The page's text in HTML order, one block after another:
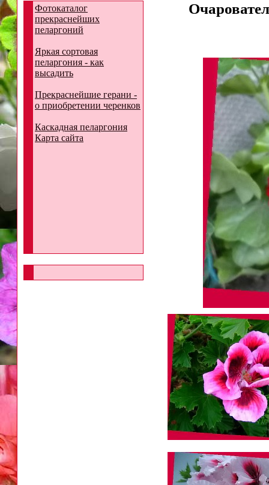
Фотокаталог
прекраснейших
пеларгоний
Яркая сортовая
пеларгония - как
высадить
Прекраснейшие герани -
о приобретении черенков
Каскадная пеларгония
Карта сайта